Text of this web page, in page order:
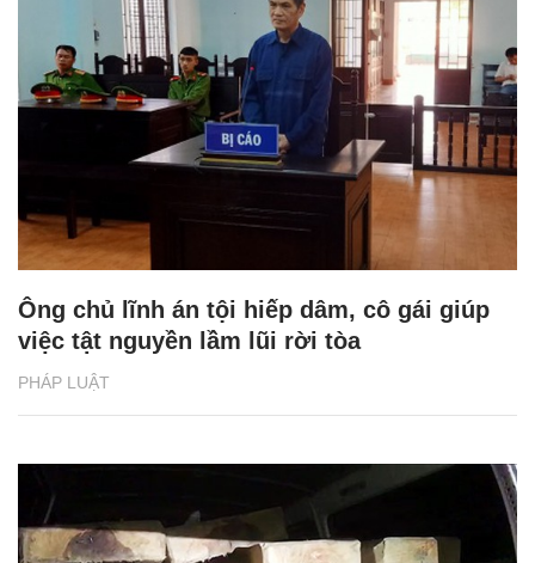
PHÁP LUẬT
Ông chủ lĩnh án tội hiếp dâm, cô gái giúp
việc tật nguyền lầm lũi rời tòa